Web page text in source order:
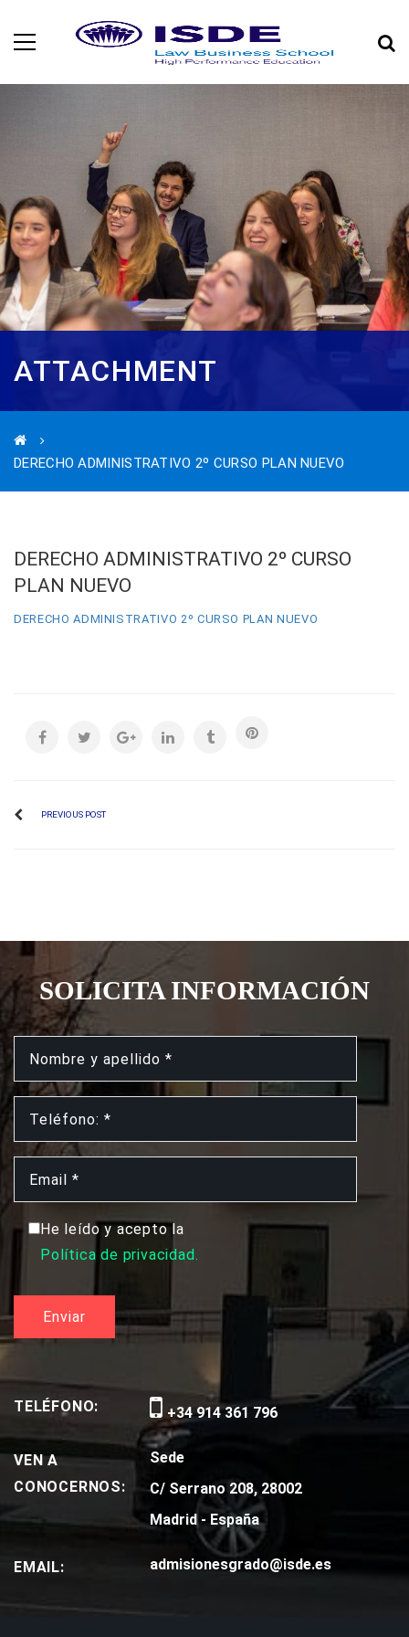
ATTACHMENT
DERECHO ADMINISTRATIVO 2º CURSO PLAN NUEVO
DERECHO ADMINISTRATIVO 2º CURSO
PLAN NUEVO
DERECHO ADMINISTRATIVO 2º CURSO PLAN NUEVO
PREVIOUS POST
SOLICITA INFORMACIÓN
He leído y acepto la
Política de privacidad.
TELÉFONO: +34 914 361 796
VEN A
CONOCERNOS:
Sede
C/ Serrano 208, 28002
Madrid - España
EMAIL: admisionesgrado@isde.es